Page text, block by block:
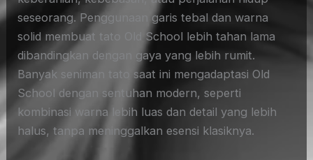
seseorang. Penggunaan garis tebal dan warna
solid membuat tato Old School lebih tahan lama
dibandingkan dengan gaya yang lebih rumit.
Banyak seniman tato saat ini mengadaptasi Old
School dengan sentuhan modern, seperti
kombinasi warna lebih luas dan detail yang lebih
halus, tanpa meninggalkan esensi klasiknya.